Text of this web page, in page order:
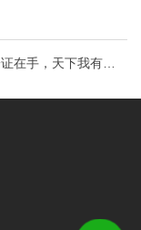
在手，天下我有！
奇力量与考取攻略